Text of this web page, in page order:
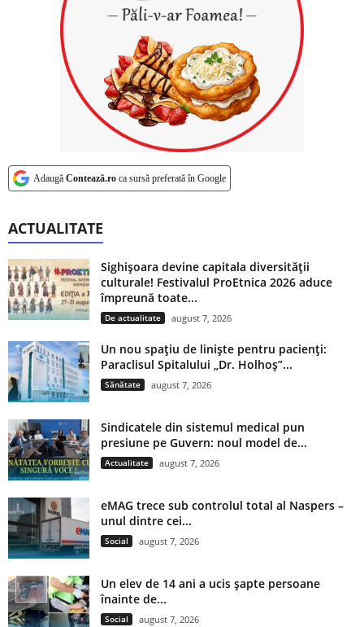
Adaugă Contează.ro ca sursă preferată în Google
ACTUALITATE
Sighișoara devine capitala diversității
culturale! Festivalul ProEtnica 2026 aduce
împreună toate...
De actualitate august 7, 2026
Un nou spațiu de liniște pentru pacienți:
Paraclisul Spitalului „Dr. Holhoș”...
Sănătate august 7, 2026
Sindicatele din sistemul medical pun
presiune pe Guvern: noul model de...
Actualitate august 7, 2026
eMAG trece sub controlul total al Naspers –
unul dintre cei...
Social august 7, 2026
Un elev de 14 ani a ucis șapte persoane
înainte de...
Social august 7, 2026